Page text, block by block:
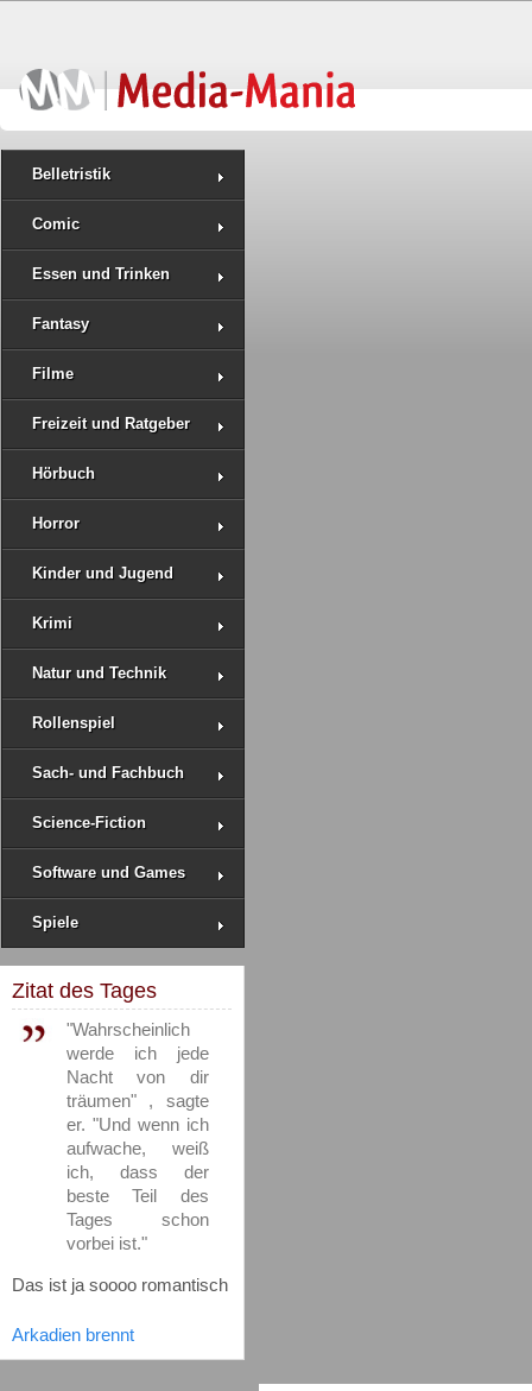
Belletristik
Comic
Essen und Trinken
Fantasy
Filme
Freizeit und Ratgeber
Hörbuch
Horror
Kinder und Jugend
Krimi
Natur und Technik
Rollenspiel
Sach- und Fachbuch
Science-Fiction
Software und Games
Spiele
Zitat des Tages
"Wahrscheinlich
werde ich jede
Nacht von dir
träumen" , sagte
er. "Und wenn ich
aufwache, weiß
ich, dass der
beste Teil des
Tages schon
vorbei ist."
Das ist ja soooo romantisch
Arkadien brennt